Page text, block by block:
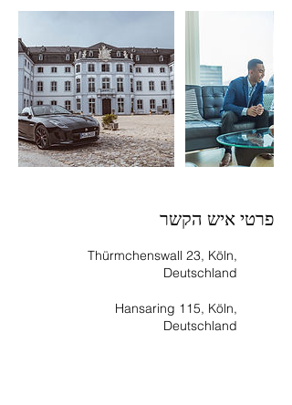
פרטי איש הקשר
Thürmchenswall 23, Köln,
Deutschland
Hansaring 115, Köln,
Deutschland